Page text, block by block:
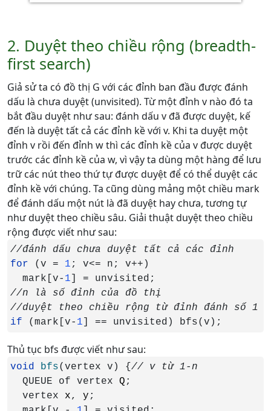
2. Duyệt theo chiều rộng (breadth-
first search)
Giả sử ta có đồ thị G với các đỉnh ban đầu được đánh
dấu là chưa duyệt (unvisited). Từ một đỉnh v nào đó ta
bắt đầu duyệt như sau: đánh dấu v đã được duyệt, kế
đến là duyệt tất cả các đỉnh kề với v. Khi ta duyệt một
đỉnh v rồi đến đỉnh w thì các đỉnh kề của v được duyệt
trước các đỉnh kề của w, vì vậy ta dùng một hàng để lưu
trữ các nút theo thứ tự được duyệt để có thể duyệt các
đỉnh kề với chúng. Ta cũng dùng mảng một chiều mark
để đánh dấu một nút là đã duyệt hay chưa, tương tự
như duyệt theo chiều sâu. Giải thuật duyệt theo chiều
rộng được viết như sau:
for
(v = 1 ; v<= n; v++)
  mark[v-
1
if (mark[v- 1 ] == unvisited) bfs(v);
Thủ tục bfs được viết như sau:
void bfs(vertex v) {
QUEUE of vertex Q ;
  vertex
x, y ;